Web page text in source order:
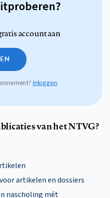
account aan
Inloggen
van het NTVG?
artikelen en dossiers
nascholing mét